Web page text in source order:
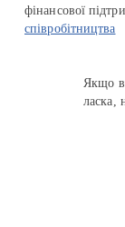
фінансової
співробітництва
Якщо
ласка,